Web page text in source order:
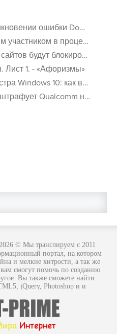
interrupted в Chrome - «Windows»
ФАС против Google - «Интернет»
блокироваться! - «Интернет»
Лист 1. - «Афоризмы»
реестр Виндовс 10 - «Windows»
на $774 млн - «Новости сети»
© Мы транслируем с 2011
портал, на котором
и мелкие хитрости, а так же
смогут помочь по созданию
Вы также сможете найти
jQuery, Photoshop и и
мира. Вся информация
исключительно в
в учении не кто не отменял
не знаешь: страшно, когда